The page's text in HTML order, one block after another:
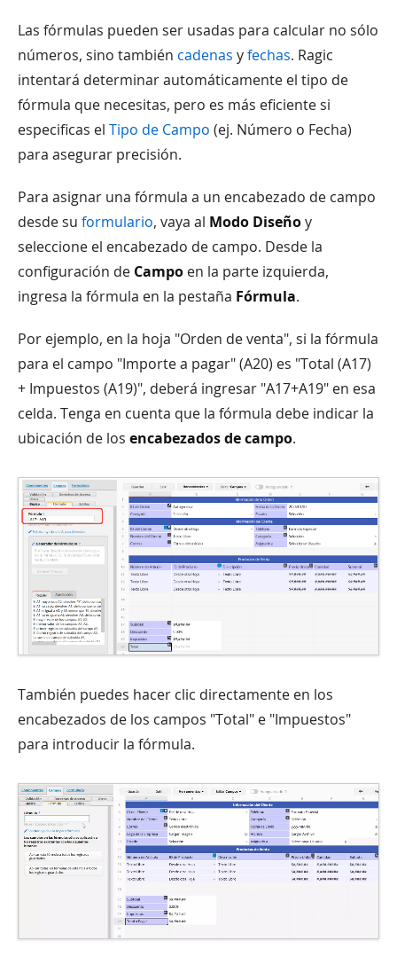
Las fórmulas pueden ser usadas para calcular no sólo
números, sino también cadenas yfechas. Ragic
intentará determinar automáticamente el tipo de
fórmula que necesitas, pero es más eficiente si
especificas el Tipo de Campo (ej. Número o Fecha)
para asegurar precisión.
Para asignar una fórmula a un encabezado de campo
desde su formulario, vaya al Modo Diseñoy
seleccione el encabezado de campo. Desde la
configuración de Campo en la parte izquierda,
ingresa la fórmula en la pestaña Fórmula.
Por ejemplo, en la hoja "Orden de venta", si la fórmula
para el campo "Importe a pagar" (A20) es "Total (A17)
+ Impuestos (A19)", deberá ingresar "A17+A19" en esa
celda. Tenga en cuenta que la fórmula debe indicar la
ubicación de los encabezados de campo.
También puedes hacer clic directamente en los
encabezados de los campos "Total" e "Impuestos"
para introducir la fórmula.